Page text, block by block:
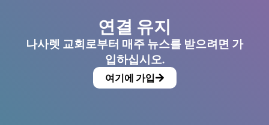
연결 유지
나사렛 교회로부터 매주 뉴스를 받으려면 가
입하십시오.
여기에 가입